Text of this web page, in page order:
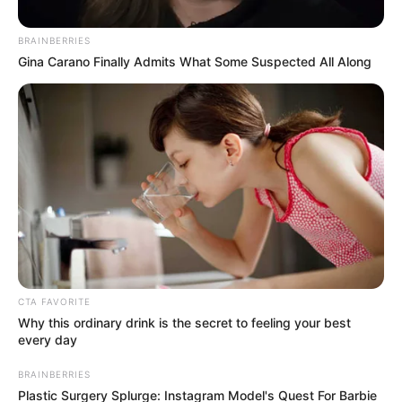
Alerta Armenia
Se llevaron gafas, elementos de oficina y el dinero del
arriendo
Por: Angi Dahiana Lucumi Ipia
Junio 3, 2026
BRAINBERRIES
Gina Carano Finally Admits What Some Suspected All Along
CTA FAVORITE
Why this ordinary drink is the secret to feeling your best
every day
BRAINBERRIES
Plastic Surgery Splurge: Instagram Model's Quest For Barbie